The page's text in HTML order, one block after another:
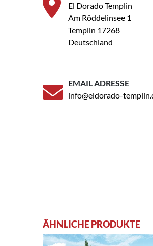
El Dorado Templin
Am Röddelinsee 1
Templin 17268
Deutschland
EMAIL ADRESSE
info@eldorado-
ÄHNLICHE PRODUKTE